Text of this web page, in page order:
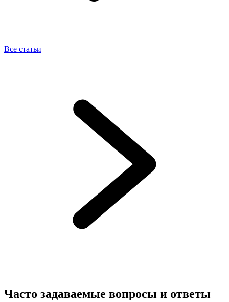
Все статьи
Часто задаваемые вопросы и ответы